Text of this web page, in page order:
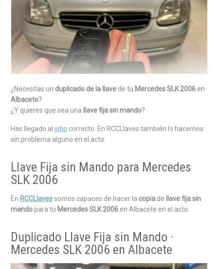
¿Necesitas un duplicado de la llave de tu Mercedes SLK 2006 en
Albacete?
¿Y quieres que sea una
llave fija sin mando?
Has llegado alsitio correcto. En RCCLlaves también lo hacemos
sin problema alguno en el acto.
Llave Fija sin Mando para Mercedes
SLK 2006
En RCCLlavessomos capaces de hacer la copia de
llave fija sin
mandopara tu Mercedes SLK 2006 en Albacete en el acto.
Duplicado Llave Fija sin Mando ·
Mercedes SLK 2006 en Albacete